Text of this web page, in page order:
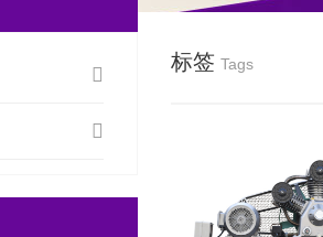
标签 Tags